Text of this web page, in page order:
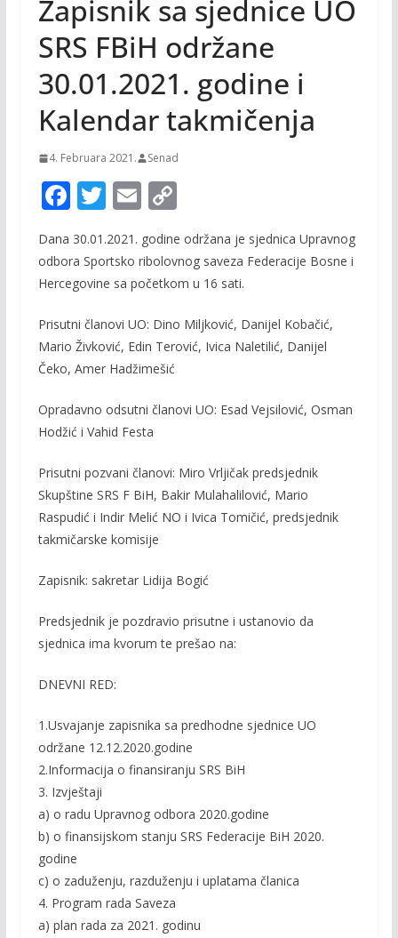
Zapisnik sa sjednice UO
SRS FBiH održane
30.01.2021. godine i
Kalendar takmičenja
4. Februara 2021. Senad
F
e
b
o
o
k
T
itt
er
E
m
ai
l
C
p
y
Li
n
Dana 30.01.2021. godine održana je sjednica Upravnog
odbora Sportsko ribolovnog saveza Federacije Bosne i
Hercegovine sa početkom u 16 sati.
Prisutni članovi UO: Dino Miljković, Danijel Kobačić,
Mario Živković, Edin Terović, Ivica Naletilić, Danijel
Čeko, Amer Hadžimešić
Opradavno odsutni članovi UO: Esad Vejsilović, Osman
Hodžić i Vahid Festa
Prisutni pozvani članovi: Miro Vrljičak predsjednik
Skupštine SRS F BiH, Bakir Mulahalilović, Mario
Raspudić i Indir Melić NO i Ivica Tomičić, predsjednik
takmičarske komisije
Zapisnik: sakretar Lidija Bogić
Predsjednik je pozdravio prisutne i ustanovio da
sjednica ima kvorum te prešao na:
DNEVNI RED:
1.Usvajanje zapisnika sa predhodne sjednice UO
održane 12.12.2020.godine
2.Informacija o finansiranju SRS BiH
3. Izvještaji
a) o radu Upravnog odbora 2020.godine
b) o finansijskom stanju SRS Federacije BiH 2020.
godine
c) o zaduženju, razduženju i uplatama članica
4. Program rada Saveza
a) plan rada za 2021. godinu